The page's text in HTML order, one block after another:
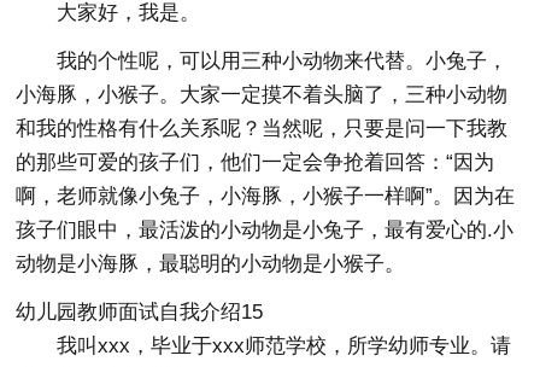
大家好，我是。
我的个性呢，可以用三种小动物来代替。小兔子，
小海豚，小猴子。大家一定摸不着头脑了，三种小动物
和我的性格有什么关系呢？当然呢，只要是问一下我教
的那些可爱的孩子们，他们一定会争抢着回答：“因为
啊，老师就像小兔子，小海豚，小猴子一样啊”。因为在
孩子们眼中，最活泼的小动物是小兔子，最有爱心的.小
动物是小海豚，最聪明的小动物是小猴子。
幼儿园教师面试自我介绍15
我叫xxx，毕业于xxx师范学校，所学幼师专业。请